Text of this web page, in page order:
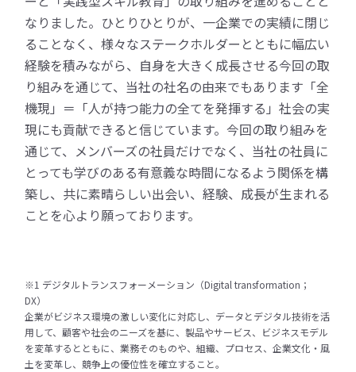
なりました。ひとりひとりが、一企業での実績に閉じ
ることなく、様々なステークホルダーとともに幅広い
経験を積みながら、自身を大きく成長させる今回の取
り組みを通じて、当社の社名の由来でもあります「全
機現」＝「人が持つ能力の全てを発揮する」社会の実
現にも貢献できると信じています。今回の取り組みを
通じて、メンバーズの社員だけでなく、当社の社員に
とっても学びのある有意義な時間になるよう関係を構
築し、共に素晴らしい出会い、経験、成長が生まれる
ことを心より願っております。
※1 デジタルトランスフォーメーション（Digital transformation；
DX）
企業がビジネス環境の激しい変化に対応し、データとデジタル技術を活
用して、顧客や社会のニーズを基に、製品やサービス、ビジネスモデル
を変革するとともに、業務そのものや、組織、プロセス、企業文化・風
土を変革し、競争上の優位性を確立すること。